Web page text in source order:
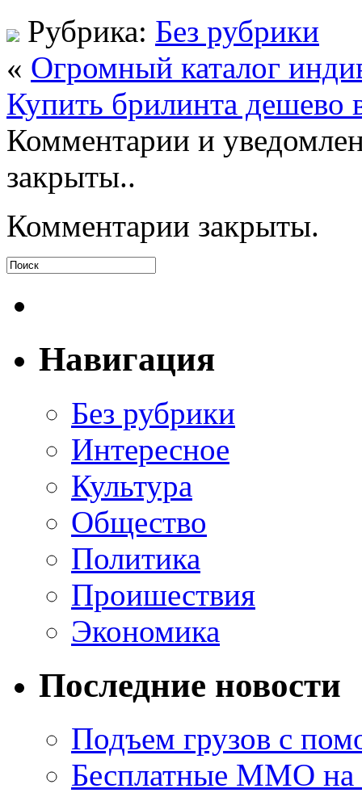
Рубрика: Без рубрики
« Огромный каталог
Купить брилинта дешево
Комментарии и
закрыты..
Комментарии закрыты.
Навигация
Без рубрики
Интересное
Культура
Общество
Политика
Проишествия
Экономика
Последние новости
Подъем грузов с
Бесплатные MMO